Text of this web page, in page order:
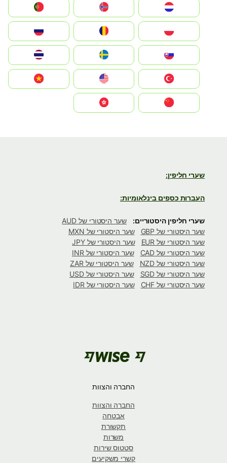
Nederland
Portugal
România
Slovensko
United States
Vietnam
שערי חליפין:
העברות כספים בינלאומיות:
שערי חליפין היסטוריים:
שער היסטורי של AUD
שער היסטורי של GBP
שער היסטורי של MXN
שער היסטורי של EUR
שער היסטורי של JPY
שער היסטורי של CAD
שער היסטורי של INR
שער היסטורי של NZD
שער היסטורי של ZAR
שער היסטורי של SGD
שער היסטורי של USD
שער היסטורי של CHF
שער היסטורי של IDR
החברה והצוות
החברה והצוות
אבטחה
תקשורת
משרות
סטטוס שירות
קשרי משקיעים